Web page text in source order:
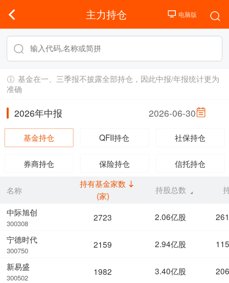
主力持仓
基金在一、三季报不披露全部持仓，因此中报/年报统计更为
准确
2026年中报 2026-06-30
基金持仓 QFII持仓 社保持仓
券商持仓 保险持仓 信托持仓
名称
中际旭创
300308
宁德时代
300750
新易盛
300502
持有基金家数
(家)
持股总数
2723 2.06亿股
2159 2.94亿股
1982 3.40亿股